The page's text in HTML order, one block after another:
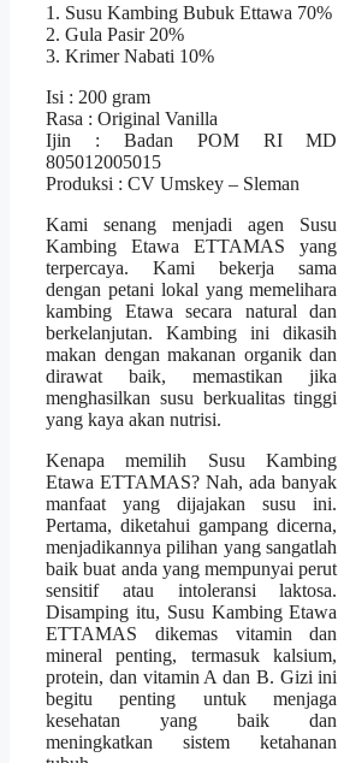
1. Susu Kambing Bubuk Ettawa 70%
2. Gula Pasir 20%
3. Krimer Nabati 10%
Isi : 200 gram
Rasa : Original Vanilla
Ijin : Badan POM RI MD
805012005015
Produksi : CV Umskey – Sleman
Kami senang menjadi agen Susu
Kambing Etawa ETTAMAS yang
terpercaya. Kami bekerja sama
dengan petani lokal yang memelihara
kambing Etawa secara natural dan
berkelanjutan. Kambing ini dikasih
makan dengan makanan organik dan
dirawat baik, memastikan jika
menghasilkan susu berkualitas tinggi
yang kaya akan nutrisi.
Kenapa memilih Susu Kambing
Etawa ETTAMAS? Nah, ada banyak
manfaat yang dijajakan susu ini.
Pertama, diketahui gampang dicerna,
menjadikannya pilihan yang sangatlah
baik buat anda yang mempunyai perut
sensitif atau intoleransi laktosa.
Disamping itu, Susu Kambing Etawa
ETTAMAS dikemas vitamin dan
mineral penting, termasuk kalsium,
protein, dan vitamin A dan B. Gizi ini
begitu penting untuk menjaga
kesehatan yang baik dan
meningkatkan sistem ketahanan